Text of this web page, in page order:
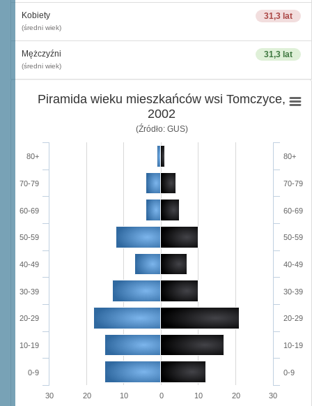
31,3 lat
Kobiety
(średni wiek)
31,3 lat
Mężczyźni
(średni wiek)
Piramida wieku mieszkańców wsi Tomczyce,
2002
(Źródło: GUS)
0-9
10-19
20-29
30-39
40-49
50-59
60-69
70-79
80+
0-9
10-19
20-29
30-39
40-49
50-59
60-69
70-79
80+
20 10 0 10 20
30 30